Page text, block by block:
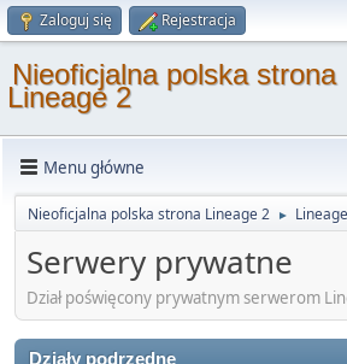
Zaloguj się Rejestracja
Nieoficjalna polska strona
Lineage 2
Menu główne
Nieoficjalna polska strona Lineage 2 ►
Serwery prywatne
Dział poświęcony prywatnym serwerom
Działy podrzędne